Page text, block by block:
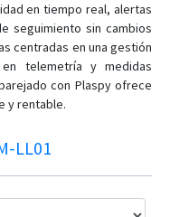
en tiempo real, alertas
seguimiento sin cambios
centradas en una gestión
telemetría y medidas
con Plaspy ofrece
y rentable.
LL01